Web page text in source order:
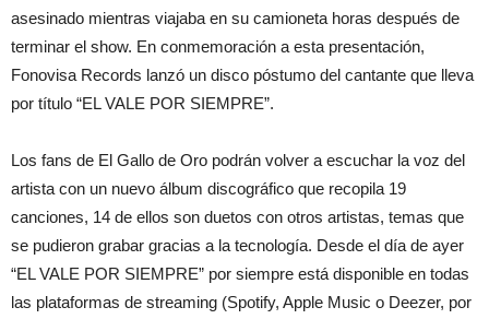
asesinado mientras viajaba en su camioneta horas después de
terminar el show. En conmemoración a esta presentación,
Fonovisa Records lanzó un disco póstumo del cantante que lleva
por título “EL VALE POR SIEMPRE”.
Los fans de El Gallo de Oro podrán volver a escuchar la voz del
artista con un nuevo álbum discográfico que recopila 19
canciones, 14 de ellos son duetos con otros artistas, temas que
se pudieron grabar gracias a la tecnología. Desde el día de ayer
“EL VALE POR SIEMPRE” por siempre está disponible en todas
las plataformas de streaming (Spotify, Apple Music o Deezer, por